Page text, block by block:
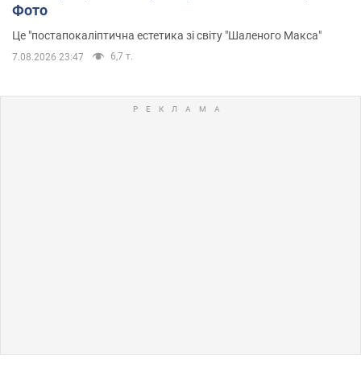
Фото
Це "постапокаліптична естетика зі світу "Шаленого Макса"
7.08.2026 23:47 6,7 т.